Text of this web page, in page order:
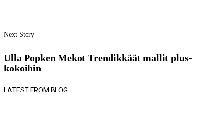
Next Story
Ulla Popken Mekot Trendikkäät mallit plus-
kokoihin
LATEST FROM BLOG